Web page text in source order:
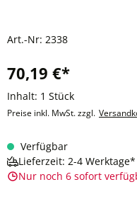
Art.-Nr: 2338
70,19 €*
Inhalt: 1 Stück
Preise inkl. MwSt. zzgl.
Verfügbar
Lieferzeit: 2-4 Werktage*
Nur noch 6 sofort